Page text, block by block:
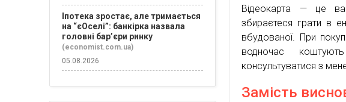
Відеокарта — це
збираєтеся грати в
вбудованої. При
водночас
консультуватися з
Замість
Іпотека зростає, але тримається
на “єОселі”: банкірка назвала
головні бар’єри ринку
(economist.com.ua)
05.08.2026